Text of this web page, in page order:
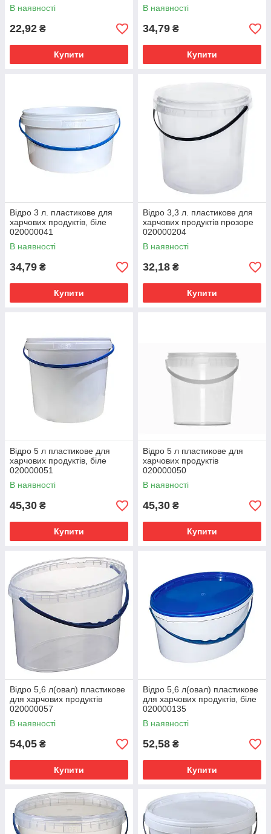
В наявності
22,92 ₴
Купити
В наявності
34,79 ₴
Купити
Відро 3 л. пластикове для
харчових продуктів, біле
020000041
В наявності
34,79 ₴
Купити
Відро 3,3 л. пластикове для
харчових продуктів прозоре
020000204
В наявності
32,18 ₴
Купити
Відро 5 л пластикове для
харчових продуктів, біле
020000051
В наявності
45,30 ₴
Купити
Відро 5 л пластикове для
харчових продуктів
020000050
В наявності
45,30 ₴
Купити
Відро 5,6 л(овал) пластикове
для харчових продуктів
020000057
В наявності
54,05 ₴
Купити
Відро 5,6 л(овал) пластикове
для харчових продуктів, біле
020000135
В наявності
52,58 ₴
Купити